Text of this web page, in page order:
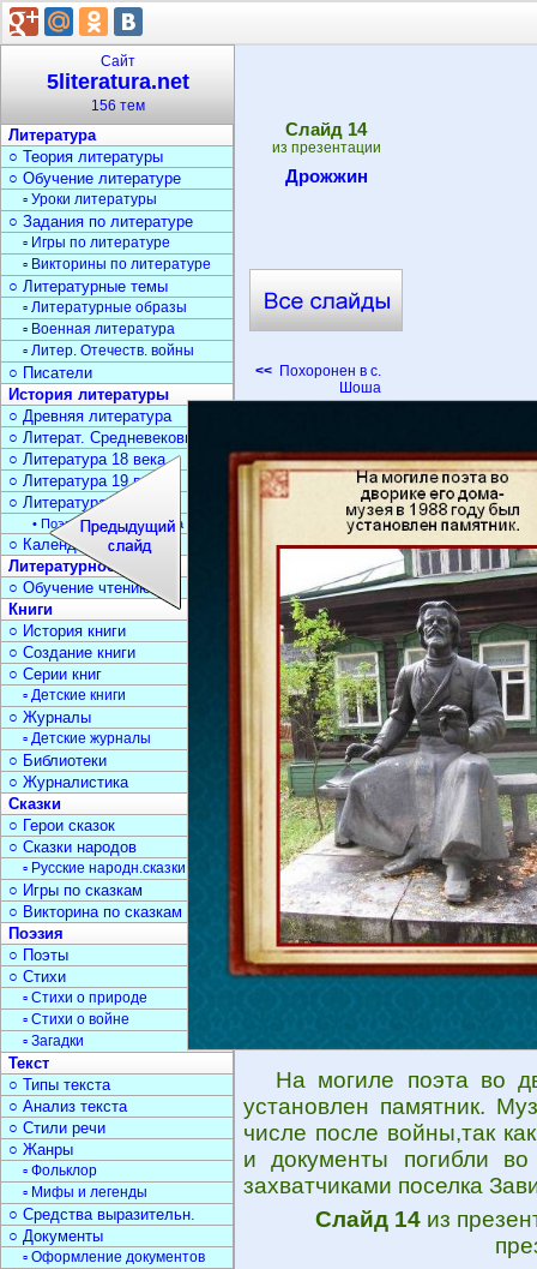
Cлайд 14
из презентации
Дрожжин
<< Похоронен в с.
Шоша
На могиле поэта во
установлен памятник.
числе после войны,так
и документы погибли
захватчиками поселка
Слайд 14из
Сайт
5literatura.net
156 тем
Литература
○ Теория литературы
○ Обучение литературе
▫ Уроки литературы
○ Задания по литературе
▫ Игры по литературе
▫ Викторины по литературе
○ Литературные темы
▫ Литературные образы
▫ Военная литература
▫ Литер. Отечеств. войны
○ Писатели
История литературы
○ Древняя литература
○ Литерат. Средневековья
○ Литература 18 века
○ Литература 19 века
○ Литература 20 века
• Поэзия Серебрян. века
○ Календарь дат
Литературное чтение
○ Обучение чтению
Книги
○ История книги
○ Создание книги
○ Серии книг
▫ Детские книги
○ Журналы
▫ Детские журналы
○ Библиотеки
○ Журналистика
Сказки
○ Герои сказок
○ Сказки народов
▫ Русские народн.сказки
○ Игры по сказкам
○ Викторина по сказкам
Поэзия
○ Поэты
○ Стихи
▫ Стихи о природе
▫ Стихи о войне
▫ Загадки
Текст
○ Типы текста
○ Анализ текста
○ Стили речи
○ Жанры
▫ Фольклор
▫ Мифы и легенды
○ Средства выразительн.
○ Документы
▫ Оформление документов